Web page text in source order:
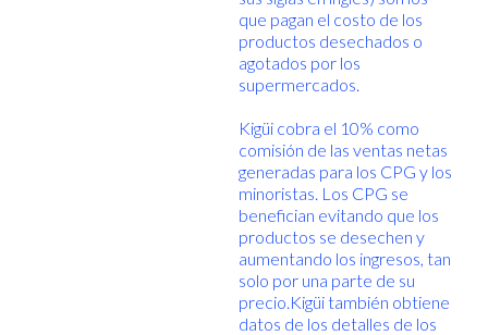
que pagan el costo de los
productos desechados o
agotados por los
supermercados.
Kigüi cobra el 10% como
comisión de las ventas netas
generadas para los CPG y los
minoristas. Los CPG se
benefician evitando que los
productos se desechen y
aumentando los ingresos, tan
solo por una parte de su
precio.Kigüi también obtiene
datos de los detalles de los